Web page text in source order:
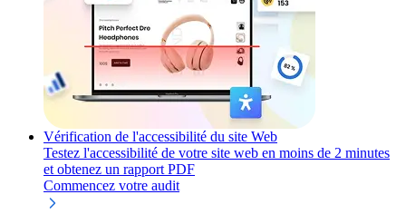
Vérification de l'accessibilité du site Web
Testez l'accessibilité de votre site web en moins de 2 minutes
et obtenez un rapport PDF
Commencez votre audit